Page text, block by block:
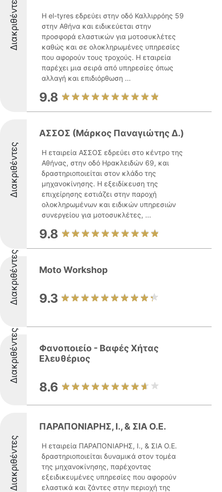
Διακριθέντες
Η el-tyres εδρεύει στην οδό Καλλιρρόης 59
στην Αθήνα και ειδικεύεται στην
προσφορά ελαστικών για μοτοσυκλέτες
καθώς και σε ολοκληρωμένες υπηρεσίες
που αφορούν τους τροχούς. Η εταιρεία
παρέχει μια σειρά από υπηρεσίες όπως
αλλαγή και επιδιόρθωση ...
9.8
Διακριθέντες
ΑΣΣΟΣ (Μάρκος Παναγιώτης Δ.)
Η εταιρεία ΑΣΣΟΣ εδρεύει στο κέντρο της
Αθήνας, στην οδό Ηρακλειδών 69, και
δραστηριοποιείται στον κλάδο της
μηχανοκίνησης. Η εξειδίκευση της
επιχείρησης εστιάζει στην παροχή
ολοκληρωμένων και ειδικών υπηρεσιών
συνεργείου για μοτοσυκλέτες, ...
9.8
Διακριθέντες Moto Workshop
9.3
Διακριθέντες
Φανοποιείο - Βαφές Χήτας
Ελευθέριος
8.6
Διακριθέντες
ΠΑΡΑΠΟΝΙΑΡΗΣ, Ι., & ΣΙΑ Ο.Ε.
Η εταιρεία ΠΑΡΑΠΟΝΙΑΡΗΣ, Ι., & ΣΙΑ Ο.Ε.
δραστηριοποιείται δυναμικά στον τομέα
της μηχανοκίνησης, παρέχοντας
εξειδικευμένες υπηρεσίες που αφορούν
ελαστικά και ζάντες στην περιοχή της